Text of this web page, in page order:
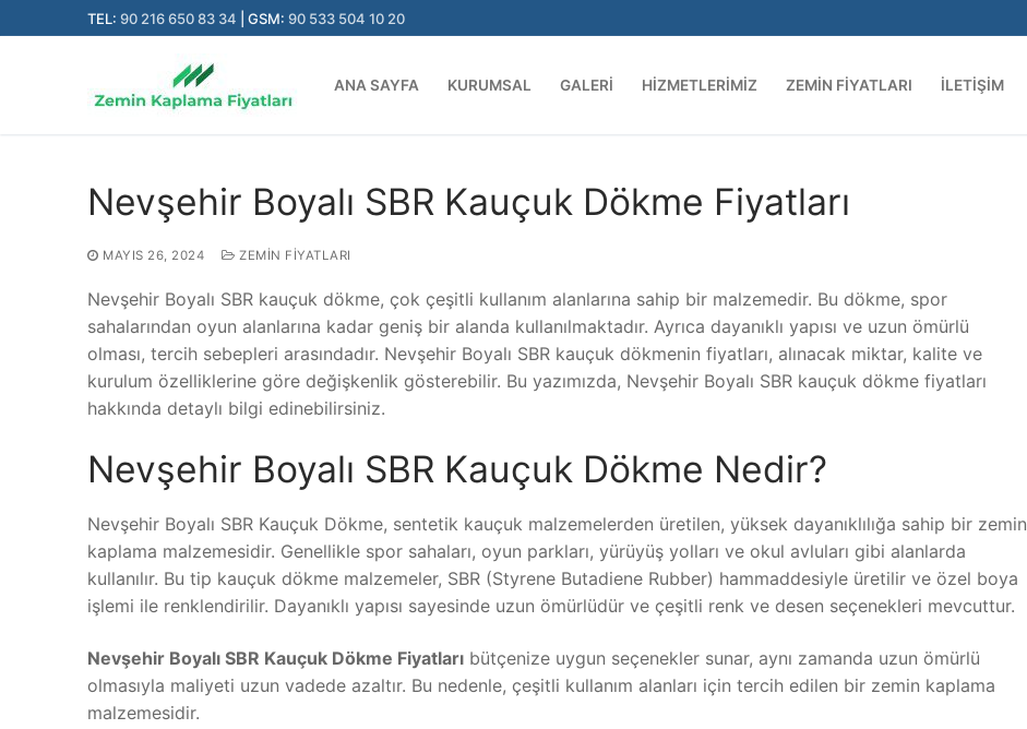
atla
TEL: 90 216 650 83 34 | GSM: 90 533 504 10 20
ANA SAYFA KURUMSAL GALERI HIZMETLERIMIZ ZEMIN FIYATLARI İLETIŞIM
Nevşehir Boyalı SBR Kauçuk Dökme Fiyatları
MAYIS 26, 2024 ZEMIN FIYATLARI
Nevşehir Boyalı SBR kauçuk dökme, çok çeşitli kullanım alanlarına sahip bir malzemedir. Bu dökme, spor
sahalarından oyun alanlarına kadar geniş bir alanda kullanılmaktadır. Ayrıca dayanıklı yapısı ve uzun ömürlü
olması, tercih sebepleri arasındadır. Nevşehir Boyalı SBR kauçuk dökmenin fiyatları, alınacak miktar, kalite ve
kurulum özelliklerine göre değişkenlik gösterebilir. Bu yazımızda, Nevşehir Boyalı SBR kauçuk dökme fiyatları
hakkında detaylı bilgi edinebilirsiniz.
Nevşehir Boyalı SBR Kauçuk Dökme Nedir?
Nevşehir Boyalı SBR Kauçuk Dökme, sentetik kauçuk malzemelerden üretilen, yüksek dayanıklılığa sahip bir zemin
kaplama malzemesidir. Genellikle spor sahaları, oyun parkları, yürüyüş yolları ve okul avluları gibi alanlarda
kullanılır. Bu tip kauçuk dökme malzemeler, SBR (Styrene Butadiene Rubber) hammaddesiyle üretilir ve özel boya
işlemi ile renklendirilir. Dayanıklı yapısı sayesinde uzun ömürlüdür ve çeşitli renk ve desen seçenekleri mevcuttur.
Nevşehir Boyalı SBR Kauçuk Dökme Fiyatları bütçenize uygun seçenekler sunar, aynı zamanda uzun ömürlü
olmasıyla maliyeti uzun vadede azaltır. Bu nedenle, çeşitli kullanım alanları için tercih edilen bir zemin kaplama
malzemesidir.